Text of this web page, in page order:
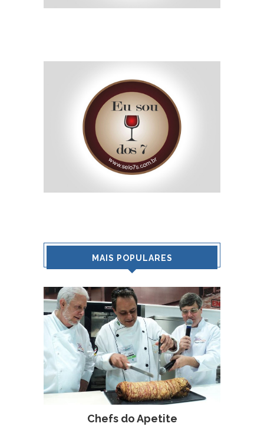
MAIS POPULARES
Chefs do Apetite